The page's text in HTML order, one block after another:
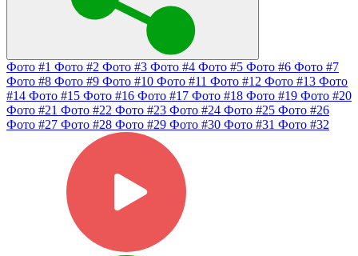
Фото #1 Фото #2 Фото #3 Фото #4 Фото #5 Фото #6 Фото #7
Фото #8 Фото #9 Фото #10 Фото #11 Фото #12 Фото #13 Фото
#14 Фото #15 Фото #16 Фото #17 Фото #18 Фото #19 Фото #20
Фото #21 Фото #22 Фото #23 Фото #24 Фото #25 Фото #26
Фото #27 Фото #28 Фото #29 Фото #30 Фото #31 Фото #32